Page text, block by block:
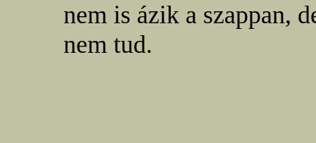
nem is ázik a szappan,
nem tud.